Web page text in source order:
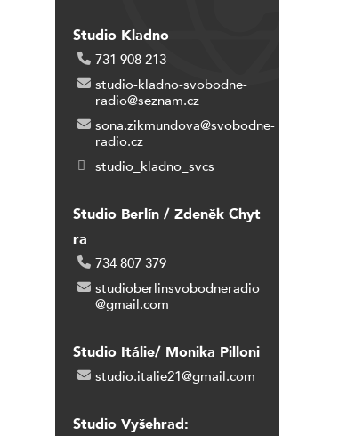
Studio Kladno
731 908 213
studio-kladno-svobodne-
radio@seznam.cz
sona.zikmundova@svobodne-
radio.cz
studio_kladno_svcs
Studio Berlín / Zdeněk Chyt
ra
734 807 379
studioberlinsvobodneradio
@gmail.com
Studio Itálie/ Monika Pilloni
studio.italie21@gmail.com
Studio Vyšehrad: